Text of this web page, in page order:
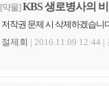
[약물] KBS 생로병사의
저작권 문제 시 삭제하겠습니
절제회 | 2016.11.09 12:44 |